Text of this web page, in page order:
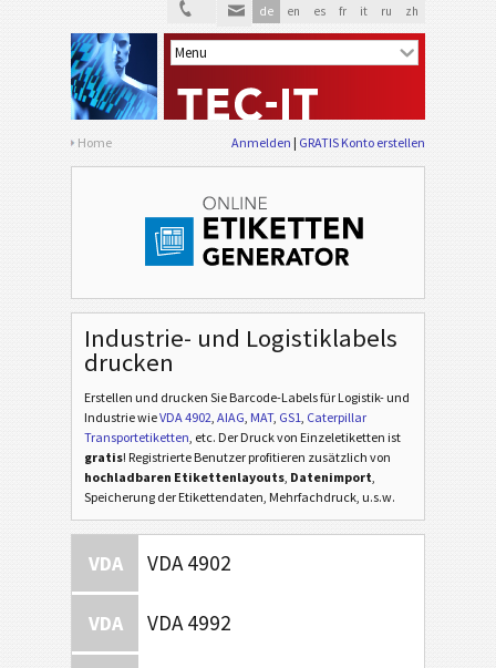
de en es fr it ru zh
Home Anmelden GRATIS Konto erstellen
Industrie- und Logistiklabels
drucken
Erstellen und drucken Sie Barcode-Labels für Logistik- und
IndustriewieVDA 4902, AIAG, MAT, GS1, Caterpillar
Transportetiketten, etc. Der Druck von Einzeletiketten ist
gratis! Registrierte Benutzer profitieren zusätzlich von
hochladbaren Etikettenlayouts, Datenimport,
Speicherung der Etikettendaten, Mehrfachdruck, u.s.w.
VDA VDA 4902
VDA VDA 4992